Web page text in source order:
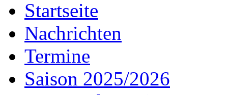
Startseite
Nachrichten
Termine
Saison 2025/2026